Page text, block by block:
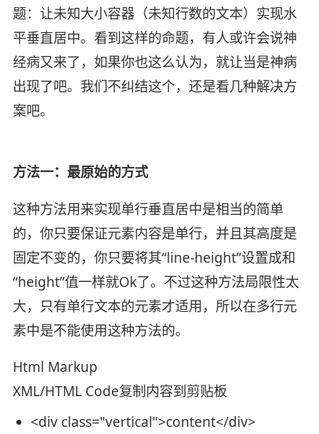
题：让未知大小容器（未知行数的文本）实现水
平垂直居中。看到这样的命题，有人或许会说神
经病又来了，如果你也这么认为，就让当是神病
出现了吧。我们不纠结这个，还是看几种解决方
案吧。
方法一：最原始的方式
这种方法用来实现单行垂直居中是相当的简单
的，你只要保证元素内容是单行，并且其高度是
固定不变的，你只要将其“line-height”设置成和
“height”值一样就Ok了。不过这种方法局限性太
大，只有单行文本的元素才适用，所以在多行元
素中是不能使用这种方法的。
Html Markup
XML/HTML Code复制内容到剪贴板
<div class="vertical">content</div>